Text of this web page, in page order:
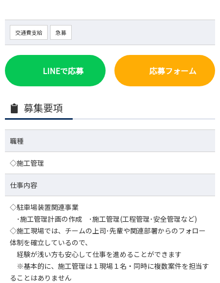
交通費支給 急募
LINEで応募 応募フォーム
募集要項
職種
◇施工管理
仕事内容
◇駐車場装置関連事業
･施工管理計画の作成 ･施工管理(工程管理･安全管理など)
◇施工現場では、チームの上司･先輩や関連部署からのフォロー
体制を確立しているので、
経験が浅い方も安心して仕事を進めることができます
※基本的に、施工管理は１現場１名・同時に複数案件を担当す
ることはありません